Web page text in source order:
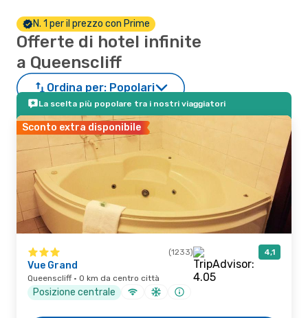
N. 1 per il prezzo con Prime
Offerte di hotel infinite
a Queenscliff
Ordina per: Popolari
La scelta più popolare tra i nostri viaggiatori
Sconto extra disponibile
(1233) 4,1
Vue Grand
Queenscliff · 0 km da centro città
Posizione centrale